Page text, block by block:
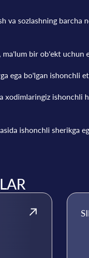
va sozlashning barcha
bir ob'ekt uchun
ega bo'lgan ishonchli
ishonchli
ishonchli sherikga